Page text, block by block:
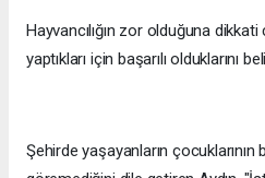
Hayvancılığın zor olduğuna
yaptıkları için başarılı olduklarını
Şehirde yaşayanların çocuklarının